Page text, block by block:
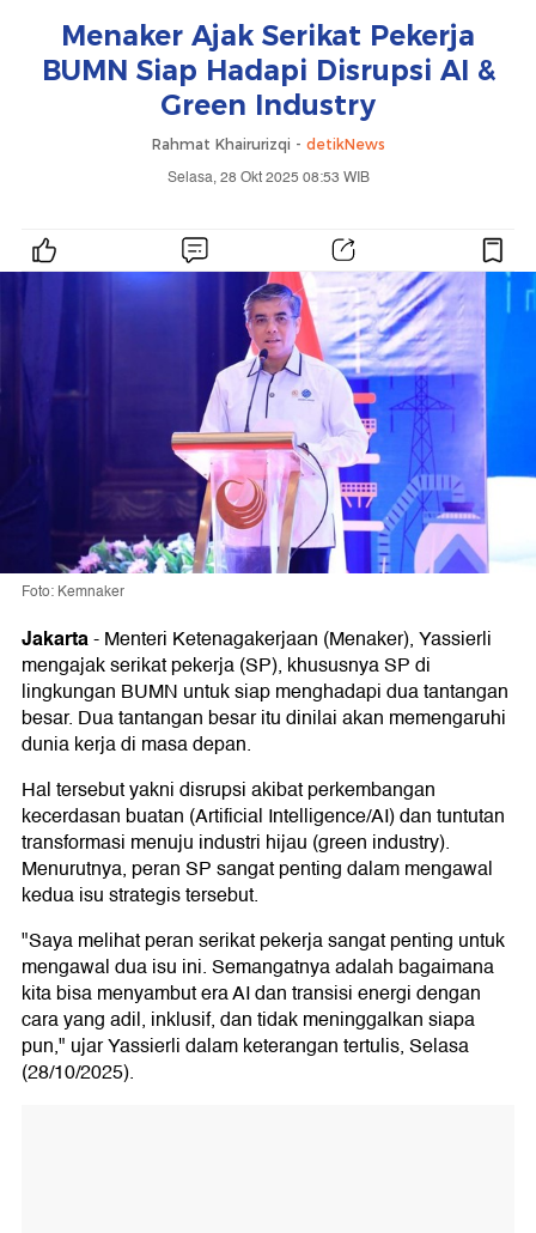
Menaker Ajak Serikat Pekerja
BUMN Siap Hadapi Disrupsi AI &
Green Industry
Rahmat Khairurizqi - detikNews
Selasa, 28 Okt 2025 08:53 WIB
Foto: Kemnaker
Jakarta-Menteri Ketenagakerjaan (Menaker), Yassierli
mengajak serikat pekerja (SP), khususnya SP di
lingkungan BUMN untuk siap menghadapi dua tantangan
besar. Dua tantangan besar itu dinilai akan memengaruhi
dunia kerja di masa depan.
Hal tersebut yakni disrupsi akibat perkembangan
kecerdasan buatan (Artificial Intelligence/AI) dan tuntutan
transformasi menuju industri hijau (green industry).
Menurutnya, peran SP sangat penting dalam mengawal
kedua isu strategis tersebut.
"Saya melihat peran serikat pekerja sangat penting untuk
mengawal dua isu ini. Semangatnya adalah bagaimana
kita bisa menyambut era AI dan transisi energi dengan
cara yang adil, inklusif, dan tidak meninggalkan siapa
pun," ujar Yassierli dalam keterangan tertulis, Selasa
(28/10/2025).